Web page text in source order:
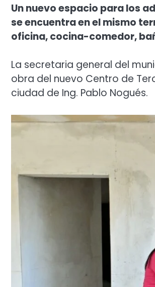
Un nuevo espacio para los
se encuentra en el mismo
oficina, cocina-comedor,
La secretaria general del
obra del nuevo Centro de
ciudad de Ing. Pablo Nogués.